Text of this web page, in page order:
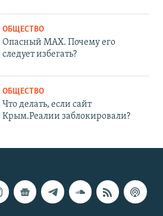
ОБЩЕСТВО
Опасный MAX. Почему его
следует избегать?
ОБЩЕСТВО
Что делать, если сайт
Крым.Реалии заблокировали?